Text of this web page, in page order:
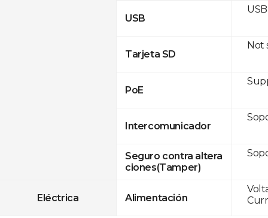
USB
Tarjeta SD
PoE
Intercomunicador
Seguro contra altera
ciones(Tamper)
Eléctrica Alimentación
Not